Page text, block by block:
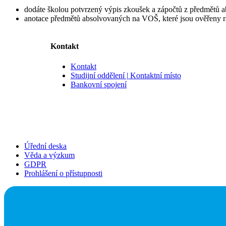
dodáte školou potvrzený výpis zkoušek a zápočtů z předmětů
anotace předmětů absolvovaných na VOŠ, které jsou ověřeny
Kontakt
Kontakt
Studijní oddělení | Kontaktní místo
Bankovní spojení
Úřední deska
Věda a výzkum
GDPR
Prohlášení o přístupnosti